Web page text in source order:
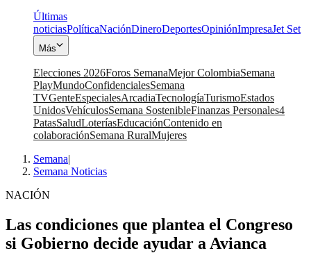
Últimas
noticiasPolíticaNaciónDineroDeportesOpiniónImpresaJet Set
Más
Elecciones 2026Foros SemanaMejor ColombiaSemana
PlayMundoConfidencialesSemana
TVGenteEspecialesArcadiaTecnologíaTurismoEstados
UnidosVehículosSemana SostenibleFinanzas Personales4
PatasSaludLoteríasEducaciónContenido en
colaboraciónSemana RuralMujeres
Semana|
Semana Noticias
NACIÓN
Las condiciones que plantea el Congreso
si Gobierno decide ayudar a Avianca